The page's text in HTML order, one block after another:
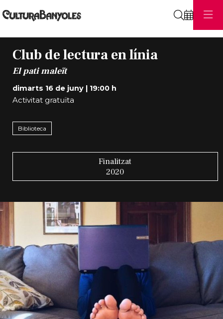
Club de lectura en línia
El pati maleït
dimarts 16 de juny| 19:00 h
Activitat gratuïta
Biblioteca
Finalitzat
2020